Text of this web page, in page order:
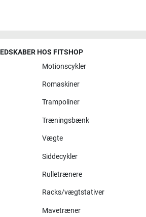
HOS FITSHOP
Motionscykler
Romaskiner
Trampoliner
Træningsbænk
Vægte
Siddecykler
Rulletrænere
Racks/vægtstativer
Mavetræner